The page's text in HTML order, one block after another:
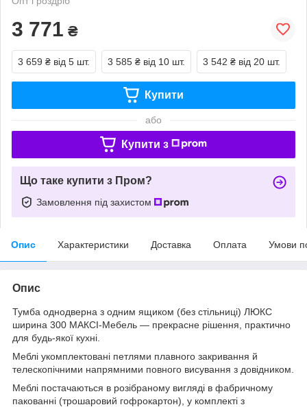
3 771 ₴
3 659 ₴ від 5 шт. 3 585 ₴ від 10 шт. 3 542 ₴ від 20 шт.
Купити
або
Купити з
Що таке купити з Пром?
Замовлення під захистом
Опис Характеристики Доставка Оплата Умови
Опис
Тумба однодверна з одним ящиком (без стільниці) ЛЮКС
ширина 300 МАКСІ-Мебель — прекрасне рішення, практично
для будь-якої кухні.
Меблі укомплектовані петлями плавного закривання й
телескопічними напрямними повного висування з довідником.
Меблі постачаються в розібраному вигляді в фабричному
пакованні (трошаровий гофрокартон), у комплекті з